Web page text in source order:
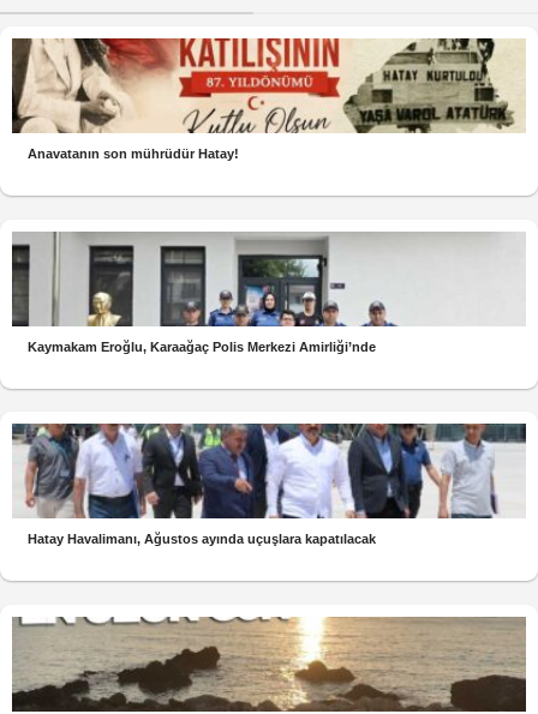
Anavatanın son mührüdür Hatay!
Kaymakam Eroğlu, Karaağaç Polis Merkezi Amirliği’nde
Hatay Havalimanı, Ağustos ayında uçuşlara kapatılacak